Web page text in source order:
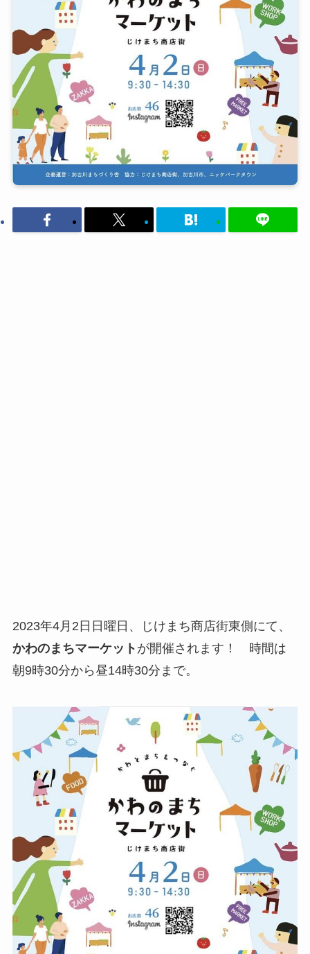
2023年4月2日日曜日、じけまち商店街東側にて、
かわのまちマーケット が開催されます！ 時間は
朝9時30分から昼14時30分まで。